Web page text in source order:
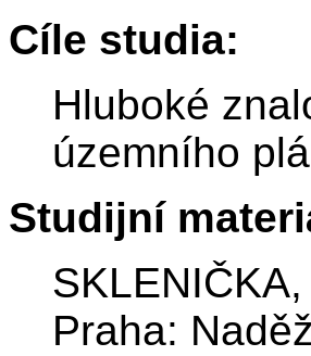
Cíle studia:
Hluboké
územního
Studijní
Praha: